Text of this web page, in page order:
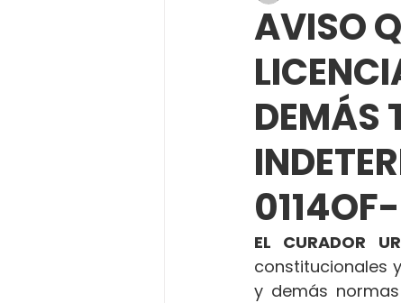
AVISO
DEMÁS
0114OF-
EL CURADOR
constitucionales
y demás